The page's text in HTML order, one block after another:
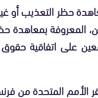
حظر التعذيب أو
المعروفة
على اتفاقية
المتحدة من